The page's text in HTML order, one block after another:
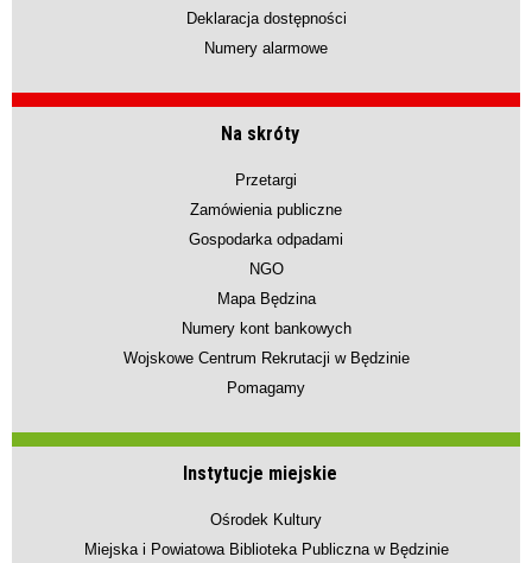
Deklaracja dostępności
Numery alarmowe
Na skróty
Przetargi
Zamówienia publiczne
Gospodarka odpadami
NGO
Mapa Będzina
Numery kont bankowych
Wojskowe Centrum Rekrutacji w Będzinie
Pomagamy
Instytucje miejskie
Ośrodek Kultury
Miejska i Powiatowa Biblioteka Publiczna w Będzinie